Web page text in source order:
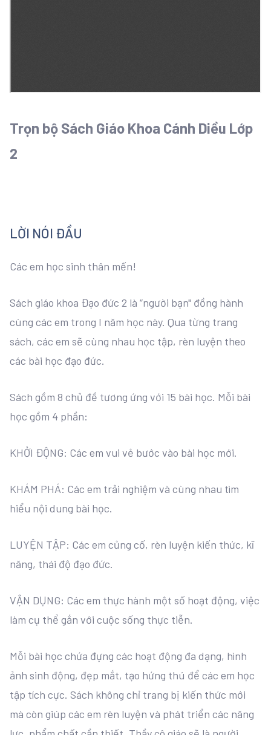
Trọn bộ Sách Giáo Khoa Cánh Diều Lớp
2
LỜI NÓI ĐẦU
Các em học sinh thân mến!
Sách giáo khoa Đạo đức 2 là “người bạn" đồng hành
cùng các em trong I năm học này. Qua từng trang
sách, các em sẽ cùng nhau học tập, rèn luyện theo
các bài học đạo đức.
Sách gồm 8 chủ đề tương ứng với 15 bài học. Mỗi bài
học gồm 4 phần:
KHỞI ĐỘNG: Các em vui vẻ bước vào bài học mới.
KHÁM PHÁ: Các em trải nghiệm và cùng nhau tìm
hiểu nội dung bài học.
LUYỆN TẬP: Các em củng cố, rèn luyện kiến thức, kĩ
năng, thái độ đạo đức.
VẬN DỤNG: Các em thực hành một số hoạt động, việc
làm cụ thể gắn với cuộc sống thực tiễn.
Mỗi bài học chứa đựng các hoạt động đa dạng, hình
ảnh sinh động, đẹp mắt, tạo hứng thú để các em học
tập tích cực. Sách không chỉ trang bị kiến thức mới
mà còn giúp các em rèn luyện và phát triển các năng